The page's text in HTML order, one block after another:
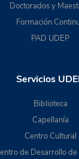
Doctorados y
Formación
PAD UDEP
Servicios
Biblioteca
Capellanía
Centro Cultural
de Desarrollo